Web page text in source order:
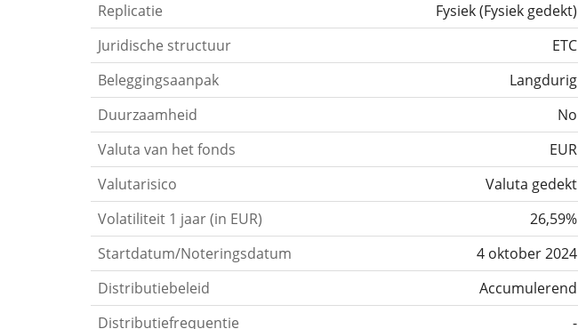
Replicatie
Fysiek(Fysiek gedekt)
Juridische structuur
ETC
Beleggingsaanpak
Langdurig
Duurzaamheid
No
Valuta van het fonds
EUR
Valutarisico
Valuta gedekt
Volatiliteit 1 jaar (in EUR)
26,59%
Startdatum/Noteringsdatum
4 oktober 2024
Distributiebeleid
Accumulerend
Distributiefrequentie
-